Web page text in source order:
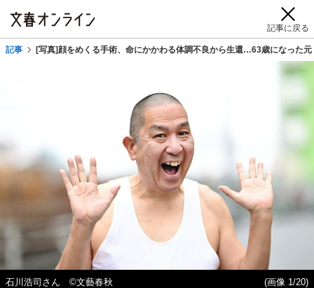
記事に戻る
記事 [写真]顔をめくる手術、命にかかわる体調不良から生還…63歳になった
石川浩司さん ©︎文藝春秋 (画像 1/20)